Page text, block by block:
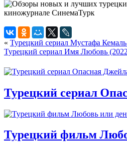
« Турецкий сериал Мустафа
Турецкий сериал Имя Любовь
Турецкий сериал
Турецкий фильм